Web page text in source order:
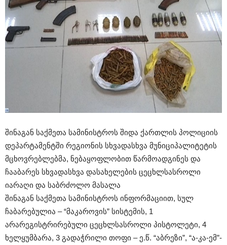
შინაგან საქმეთა სამინისტროს შიდა ქართლის პოლიციის
დეპარტამენტში რეგიონის სხვადასხვა მუნიციპალიტეტის
მცხოვრებლებმა, ნებაყოფლობით წარმოადგინეს და
ჩააბარეს სხვადასხვა დასახელების ცეცხლსასროლი
იარაღი და საბრძოლო მასალა
შინაგან საქმეთა სამინისტროს ინფორმაციით, სულ
ჩაბარებულია – “მაკაროვის” სისტემის, 1
არარეგისტრირებული ცეცხლსასროლი პისტოლეტი, 4
ხელყუმბარა, 3 გადაჭრილი თოფი – ე.წ. “აბრეზი”, “ა-კა-ემ”-